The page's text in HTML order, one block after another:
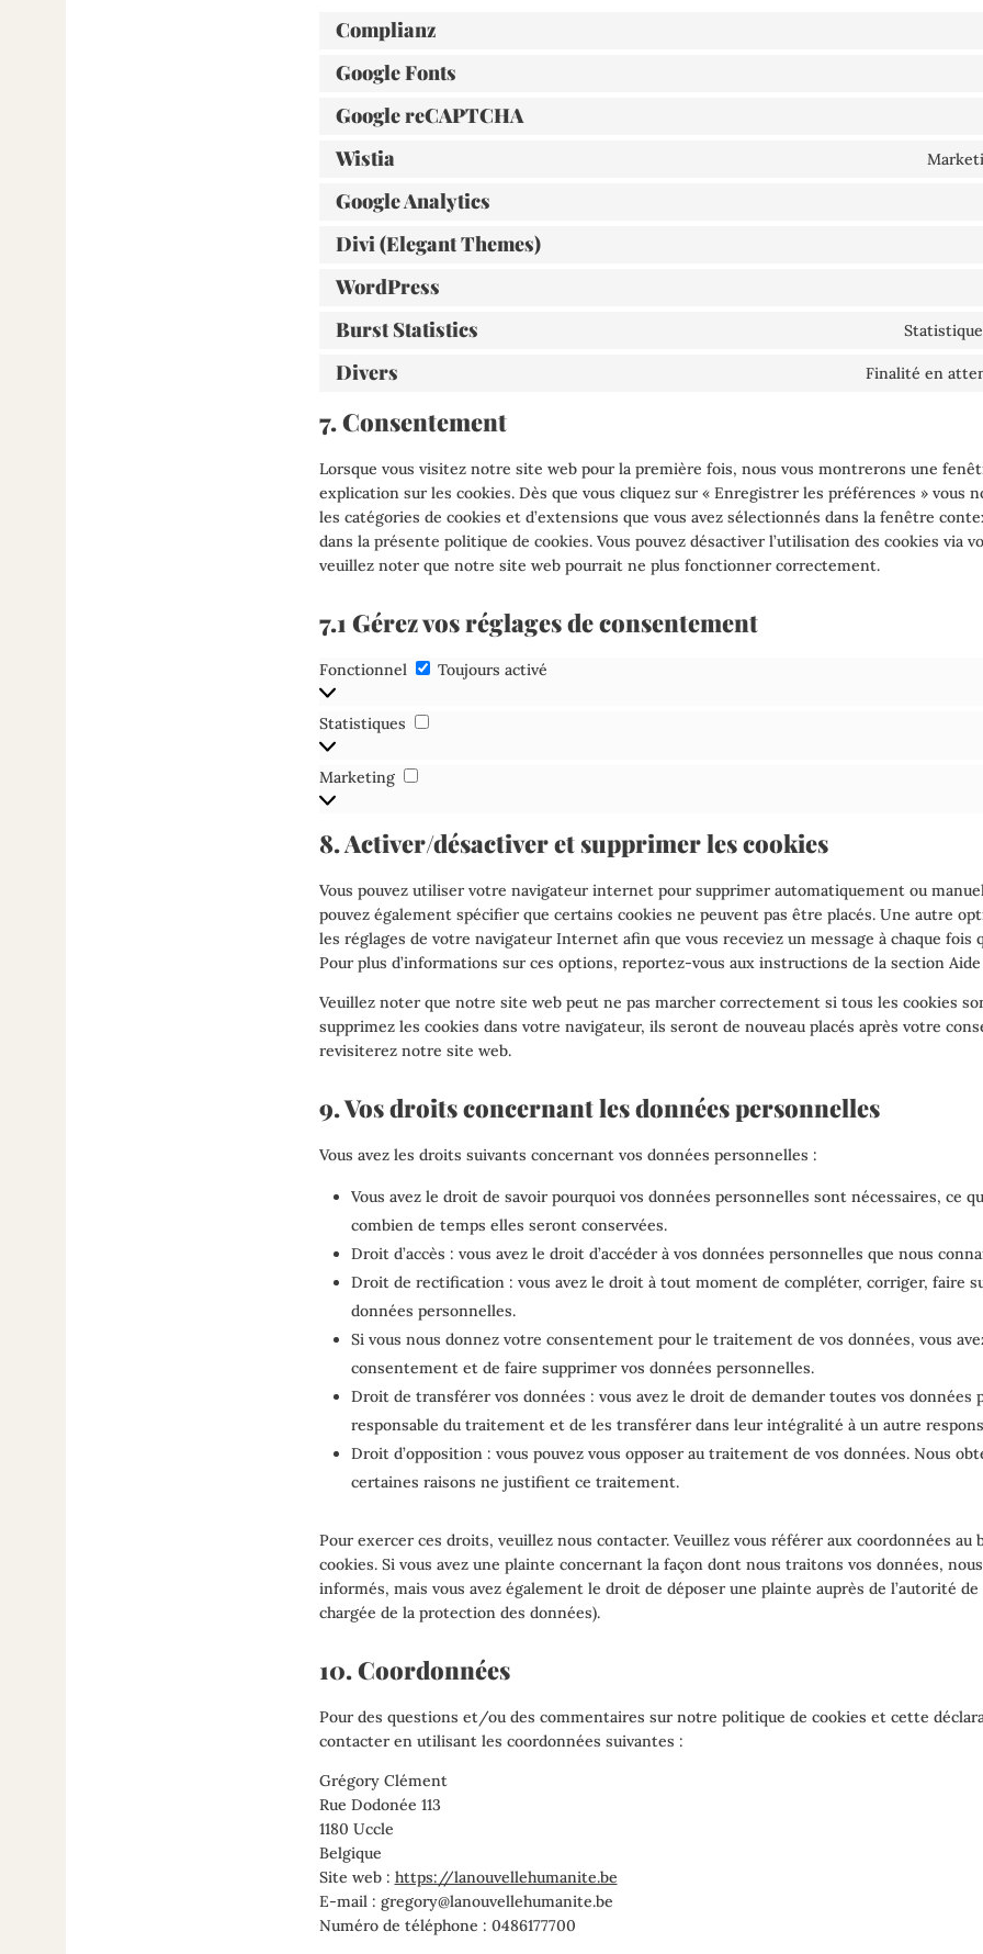
Complianz
Google Fonts
Google reCAPTCHA
Wistia
Google Analytics
Divi (Elegant Themes)
WordPress
Burst Statistics
Divers Finalité en
7. Consentement
Lorsque vous visitez notre site web pour la première fois, nous vous montrerons une
explication sur les cookies. Dès que vous cliquez sur « Enregistrer les préférences » vous
les catégories de cookies et d’extensions que vous avez sélectionnés dans la fenêtre
dans la présente politique de cookies. Vous pouvez désactiver l’utilisation des cookies via
veuillez noter que notre site web pourrait ne plus fonctionner correctement.
7.1 Gérez vos réglages de consentement
Fonctionnel Fonctionnel
Toujours activé
Statistiques
Marketing
8. Activer/désactiver et supprimer les cookies
Vous pouvez utiliser votre navigateur internet pour supprimer automatiquement ou
pouvez également spécifier que certains cookies ne peuvent pas être placés. Une autre
les réglages de votre navigateur Internet afin que vous receviez un message à chaque fois
Pour plus d’informations sur ces options, reportez-vous aux instructions de la section
Veuillez noter que notre site web peut ne pas marcher correctement si tous les cookies
supprimez les cookies dans votre navigateur, ils seront de nouveau placés après votre
revisiterez notre site web.
9. Vos droits concernant les données personnelles
Vous avez les droits suivants concernant vos données personnelles :
Vous avez le droit de savoir pourquoi vos données personnelles sont nécessaires, ce
combien de temps elles seront conservées.
Droit d’accès : vous avez le droit d’accéder à vos données personnelles que nous
Droit de rectification : vous avez le droit à tout moment de compléter, corriger, faire
données personnelles.
Si vous nous donnez votre consentement pour le traitement de vos données, vous
consentement et de faire supprimer vos données personnelles.
Droit de transférer vos données : vous avez le droit de demander toutes vos données
responsable du traitement et de les transférer dans leur intégralité à un autre
Droit d’opposition : vous pouvez vous opposer au traitement de vos données. Nous
certaines raisons ne justifient ce traitement.
Pour exercer ces droits, veuillez nous contacter. Veuillez vous référer aux coordonnées au
cookies. Si vous avez une plainte concernant la façon dont nous traitons vos données,
informés, mais vous avez également le droit de déposer une plainte auprès de l’autorité
chargée de la protection des données).
10. Coordonnées
Pour des questions et/ou des commentaires sur notre politique de cookies et cette
contacter en utilisant les coordonnées suivantes :
Grégory Clément
Rue Dodonée 113
1180 Uccle
Belgique
Site web : https://lanouvellehumanite.be
E-mail : gregory@lanouvellehumanite.be
Numéro de téléphone : 0486177700